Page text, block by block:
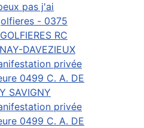
pas j'ai
- 0375
RC
DAVEZIEUX
privée
0499 C. A. DE
SAVIGNY
privée
0499 C. A. DE